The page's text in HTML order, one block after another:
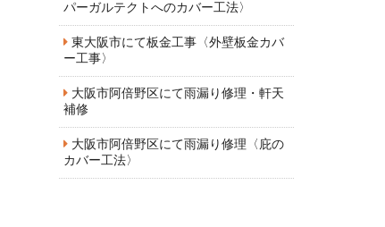
パーガルテクトへのカバー工法〉
東大阪市にて板金工事〈外壁板金カバ
ー工事〉
大阪市阿倍野区にて雨漏り修理・軒天
補修
大阪市阿倍野区にて雨漏り修理〈庇の
カバー工法〉